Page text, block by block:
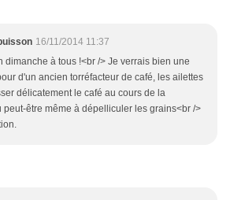
16/11/2014 11:37
dimanche à tous !<br /> Je verrais bien une
d'un ancien torréfacteur de café, les ailettes
délicatement le café au cours de la
peut-être même à dépelliculer les grains<br />